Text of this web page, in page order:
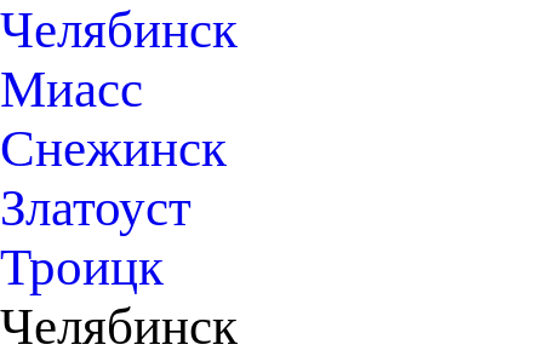
Челябинск
Миасс
Снежинск
Златоуст
Троицк
Челябинск